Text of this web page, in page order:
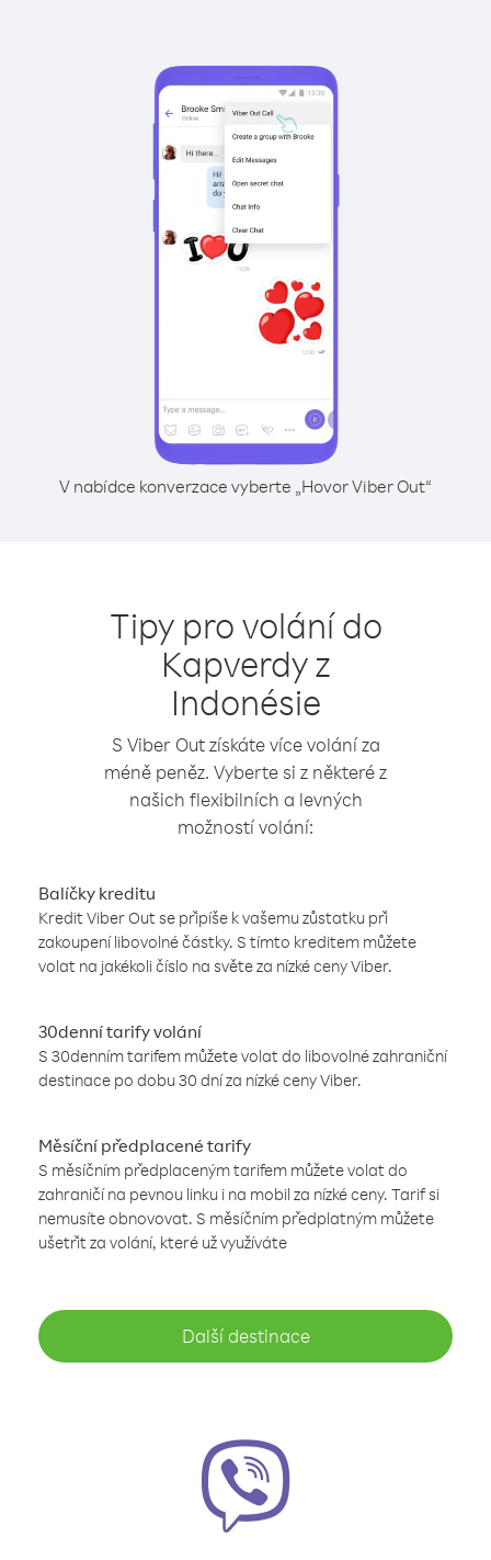
V nabídce konverzace vyberte „Hovor Viber Out“
Tipy pro volání do
Kapverdy z
Indonésie
S Viber Out získáte více volání za
méně peněz. Vyberte si z některé z
našich flexibilních a levných
možností volání:
Balíčky kreditu
Kredit Viber Out se připíše k vašemu zůstatku při
zakoupení libovolné částky. S tímto kreditem můžete
volat na jakékoli číslo na světe za nízké ceny Viber.
30denní tarify volání
S 30denním tarifem můžete volat do libovolné zahraniční
destinace po dobu 30 dní za nízké ceny Viber.
Měsíční předplacené tarify
S měsíčním předplaceným tarifem můžete volat do
zahraničí na pevnou linku i na mobil za nízké ceny. Tarif si
nemusíte obnovovat. S měsíčním předplatným můžete
ušetřit za volání, které už využíváte
Další destinace